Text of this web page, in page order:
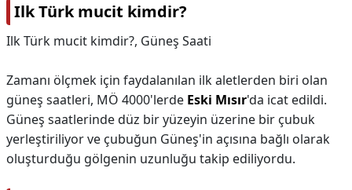
Ilk Türk mucit kimdir?
Ilk Türk mucit kimdir?, Güneş Saati
Zamanı ölçmek için faydalanılan ilk aletlerden biri olan
güneş saatleri, MÖ 4000'lerde Eski Mısır'da icat edildi.
Güneş saatlerinde düz bir yüzeyin üzerine bir çubuk
yerleştiriliyor ve çubuğun Güneş'in açısına bağlı olarak
oluşturduğu gölgenin uzunluğu takip ediliyordu.